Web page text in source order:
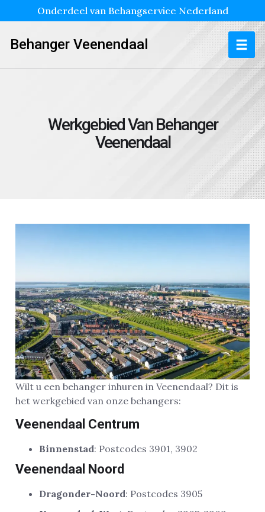
Onderdeel van Behangservice Nederland
Behanger Veenendaal
Werkgebied Van Behanger
Veenendaal
Wilt u een behanger inhuren in Veenendaal? Dit is
het werkgebied van onze behangers:
Veenendaal Centrum
Binnenstad: Postcodes 3901, 3902
Veenendaal Noord
Dragonder-Noord: Postcodes 3905